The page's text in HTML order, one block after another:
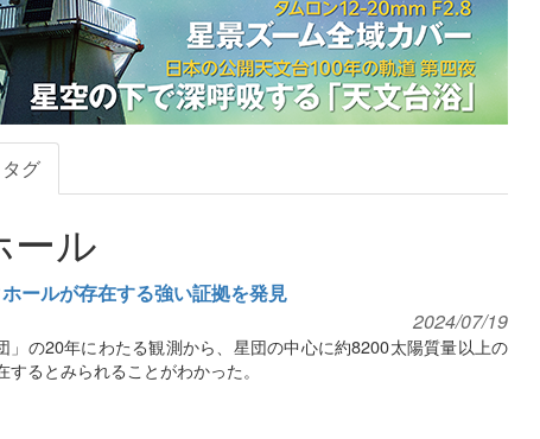
タグ
ール
ールが存在する強い証拠を発見
2024/07/19
の20年にわたる観測から、星団の中心に約8200太陽質量以上の
るとみられることがわかった。